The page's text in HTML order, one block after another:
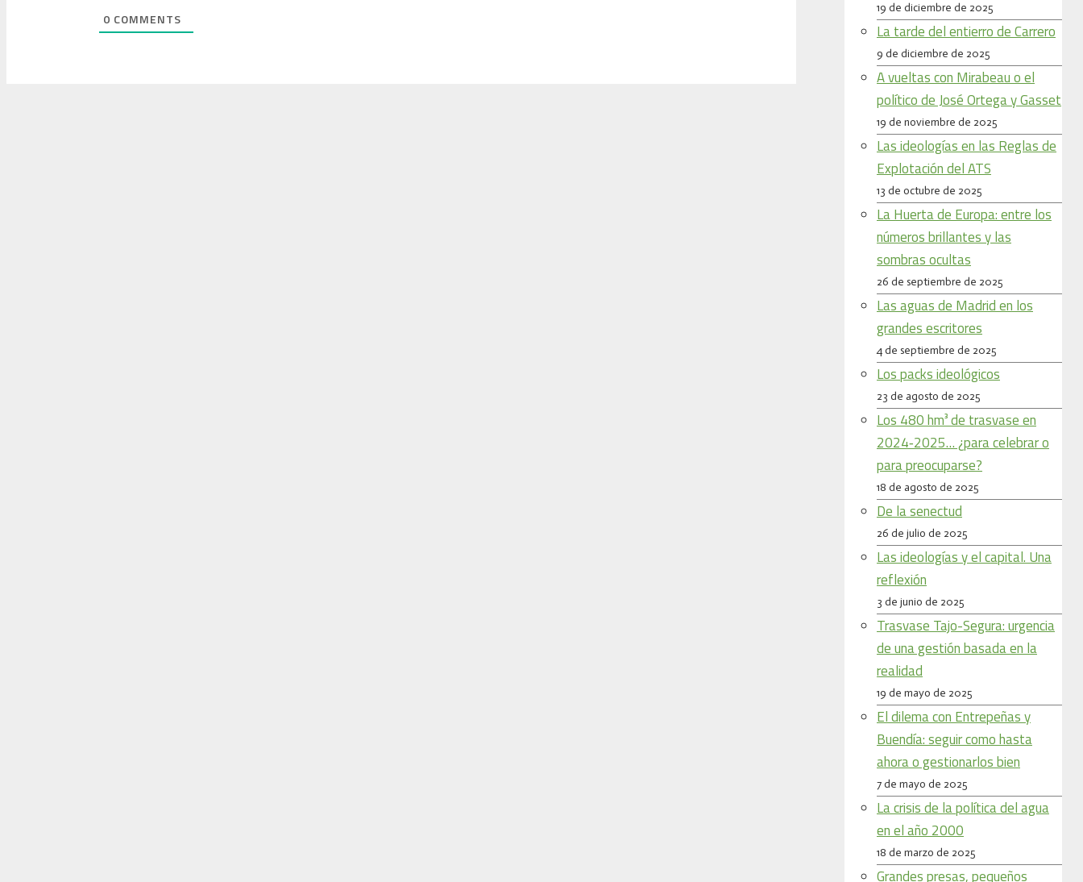
0 COMMENTS
19 de diciembre de 2025
La tarde del entierro de Carrero
9 de diciembre de 2025
A vueltas con Mirabeau o el
político de José Ortega y Gasset
19 de noviembre de 2025
Las ideologías en las Reglas de
Explotación del ATS
13 de octubre de 2025
La Huerta de Europa: entre los
números brillantes y las
sombras ocultas
26 de septiembre de 2025
Las aguas de Madrid en los
grandes escritores
4 de septiembre de 2025
Los packs ideológicos
23 de agosto de 2025
Los 480 hm³ de trasvase en
2024‑2025… ¿para celebrar o
para preocuparse?
18 de agosto de 2025
De la senectud
26 de julio de 2025
Las ideologías y el capital. Una
reflexión
3 de junio de 2025
Trasvase Tajo-Segura: urgencia
de una gestión basada en la
realidad
19 de mayo de 2025
El dilema con Entrepeñas y
Buendía: seguir como hasta
ahora o gestionarlos bien
7 de mayo de 2025
La crisis de la política del agua
en el año 2000
18 de marzo de 2025
Grandes presas, pequeños